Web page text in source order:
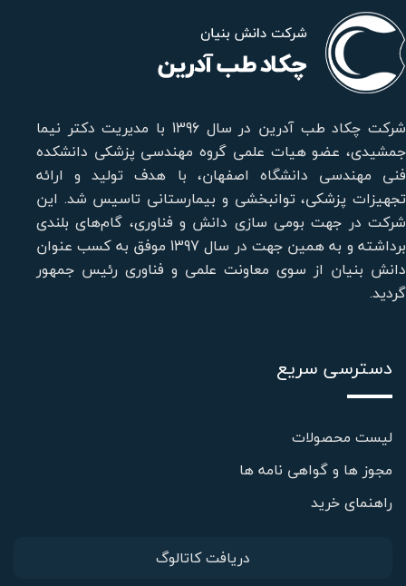
شرکت چکاد طب آدرین در سال 1396 با مدیریت دکتر نیما
جمشیدی، عضو هیات علمی گروه مهندسی پزشکی دانشکده
فنی مهندسی دانشگاه اصفهان، با هدف تولید و ارائه
تجهیزات پزشکی، توانبخشی و بیمارستانی تاسیس شد. این
شرکت در جهت بومی سازی دانش و فناوری، گام‌های بلندی
برداشته و به همین جهت در سال 1397 موفق به کسب عنوان
دانش بنیان از سوی معاونت علمی و فناوری رئیس جمهور
گردید.
دسترسی سریع
لیست محصولات
مجوز ها و گواهی نامه ها
راهنمای خرید
دریافت کاتالوگ